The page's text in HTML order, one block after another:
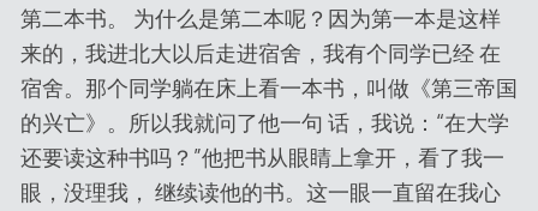
第二本书。 为什么是第二本呢？因为第一本是这样
来的，我进北大以后走进宿舍，我有个同学已经 在
宿舍。那个同学躺在床上看一本书，叫做《第三帝国
的兴亡》。所以我就问了他一句 话，我说：“在大学
还要读这种书吗？”他把书从眼睛上拿开，看了我一
眼，没理我， 继续读他的书。这一眼一直留在我心